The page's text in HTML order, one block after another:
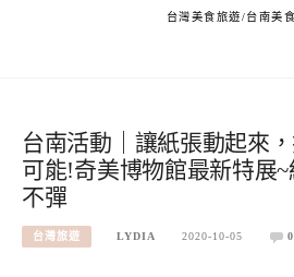
台灣美食旅遊/台南美
台南活動｜讓紙張動起來
可能!奇美博物館最新特展
不彈
台灣旅遊 LYDIA 2020-10-05 0